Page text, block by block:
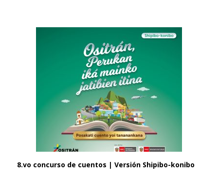
8.vo concurso de cuentos | Versión Shipibo-konibo